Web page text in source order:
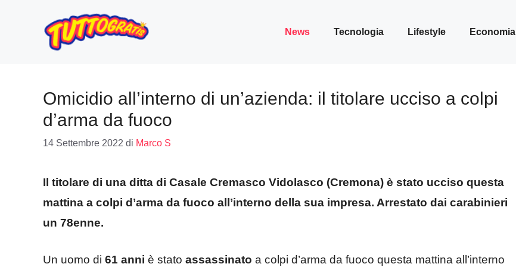
contenuto
News Tecnologia Lifestyle Economia
Omicidio all’interno di un’azienda: il titolare ucciso a colpi
d’arma da fuoco
14 Settembre 2022 di Marco S
Il titolare di una ditta di Casale Cremasco Vidolasco (Cremona) è stato ucciso questa
mattina a colpi d’arma da fuoco all’interno della sua impresa. Arrestato dai carabinieri
un 78enne.
Un uomo di 61 anni è stato assassinato a colpi d’arma da fuoco questa mattina all’interno